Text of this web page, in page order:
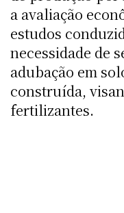
a avaliação
estudos
necessidade de
adubação em
construída,
fertilizantes.